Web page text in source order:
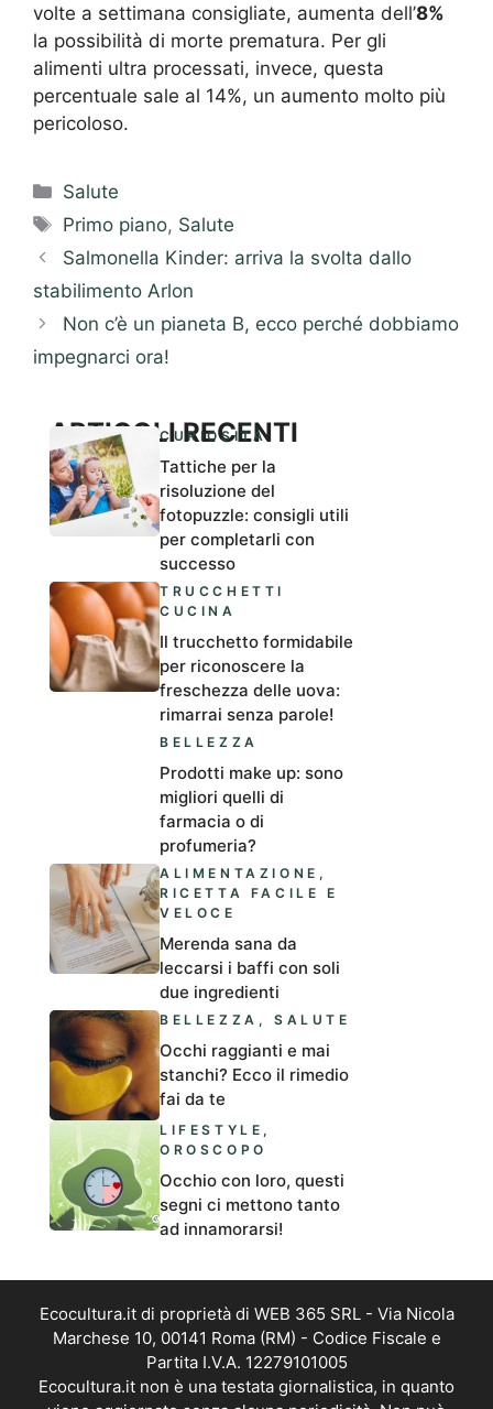
volte a settimana consigliate, aumenta dell’8%
la possibilità di morte prematura. Per gli
alimenti ultra processati, invece, questa
percentuale sale al 14%, un aumento molto più
pericoloso.
Categorie
Salute
Tag
Primo piano, Salute
Salmonella Kinder: arriva la svolta dallo
stabilimento Arlon
Non c’è un pianeta B, ecco perché dobbiamo
impegnarci ora!
ARTICOLI RECENTI
CURIOSITÀ
Tattiche per la
risoluzione del
fotopuzzle: consigli utili
per completarli con
successo
TRUCCHETTI
CUCINA
Il trucchetto formidabile
per riconoscere la
freschezza delle uova:
rimarrai senza parole!
BELLEZZA
Prodotti make up: sono
migliori quelli di
farmacia o di
profumeria?
ALIMENTAZIONE ,
RICETTA FACILE E
VELOCE
Merenda sana da
leccarsi i baffi con soli
due ingredienti
BELLEZZA ,SALUTE
Occhi raggianti e mai
stanchi? Ecco il rimedio
fai da te
LIFESTYLE ,
OROSCOPO
Occhio con loro, questi
segni ci mettono tanto
ad innamorarsi!
Ecocultura.it di proprietà di WEB 365 SRL - Via Nicola
Marchese 10, 00141 Roma (RM) - Codice Fiscale e
Partita I.V.A. 12279101005
Ecocultura.it non è una testata giornalistica, in quanto